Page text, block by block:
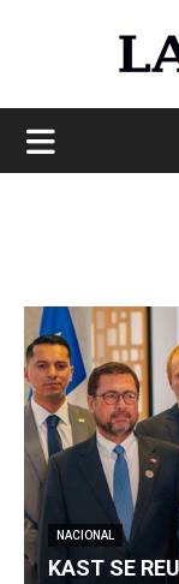
NACIONAL
KAST SE